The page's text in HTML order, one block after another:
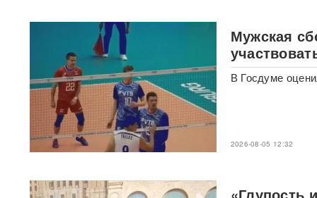
Китай впервые показал
кадры имитации нанесения
ядерного авиаудараВИДЕО
В Москве пенсионерка -
жертва «схемы Долиной»
подожгла себя на глазах у
приставовВИДЕО
жизни»: ВС РФ ударили по
крупнейшему складу
Мужская
В Госдуме
2026-08-05 12:32